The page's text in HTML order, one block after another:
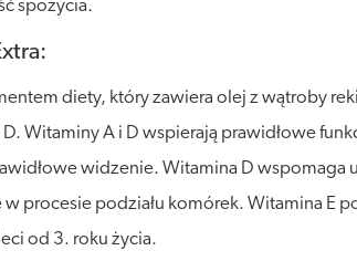
spożycia.
diety, który zawiera olej z wątroby
Witaminy A i D wspierają prawidłowe
widzenie. Witamina D
w procesie podziału komórek. Witamina E
od 3. roku życia.